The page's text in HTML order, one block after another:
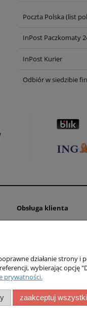
Poczta Polska (list
InPost Paczkomaty
InPost Kurier
Odbiór w siedzibie
Obsługa klienta
Zwroty i reklamacje
działanie strony
wybierając opcję
prywatności.
zaakceptuj